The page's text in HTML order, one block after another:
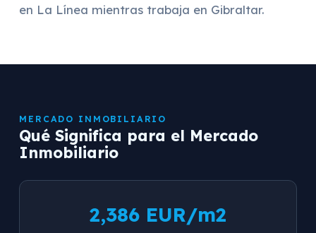
en La Línea mientras trabaja en Gibraltar.
MERCADO INMOBILIARIO
Qué Significa para el Mercado
Inmobiliario
2,386 EUR/m2